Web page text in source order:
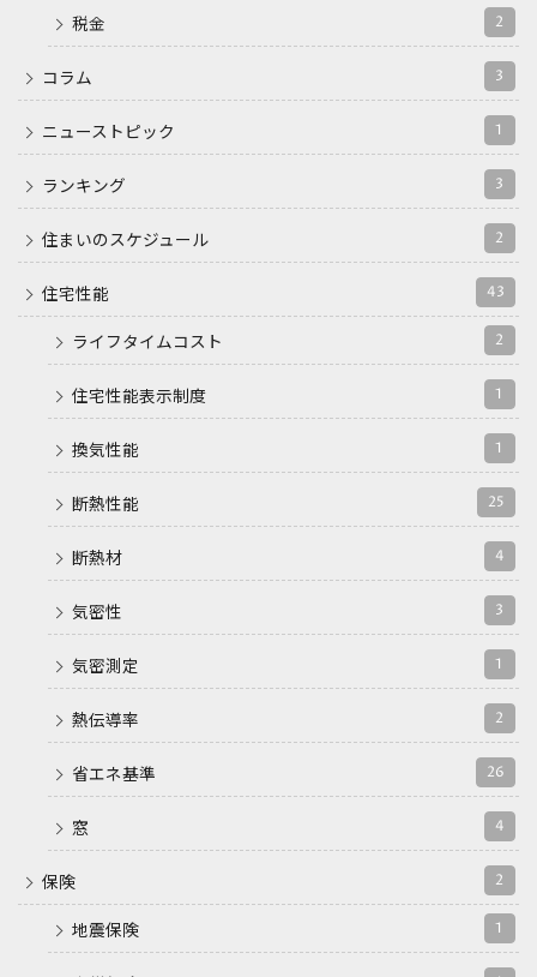
税金 2
コラム 3
ニューストピック 1
ランキング 3
住まいのスケジュール 2
住宅性能 43
ライフタイムコスト 2
住宅性能表示制度 1
換気性能 1
断熱性能 25
断熱材 4
気密性 3
気密測定 1
熱伝導率 2
省エネ基準 26
窓 4
保険 2
地震保険 1